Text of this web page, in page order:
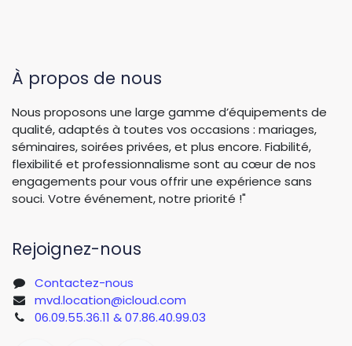
À propos de nous
Nous proposons une large gamme d’équipements de
qualité, adaptés à toutes vos occasions : mariages,
séminaires, soirées privées, et plus encore. Fiabilité,
flexibilité et professionnalisme sont au cœur de nos
engagements pour vous offrir une expérience sans
souci. Votre événement, notre priorité !"
Rejoignez-nous
Contactez-nous
mvd.location@icloud.com
06.09.55.36.11 & 07.86.40.99.03